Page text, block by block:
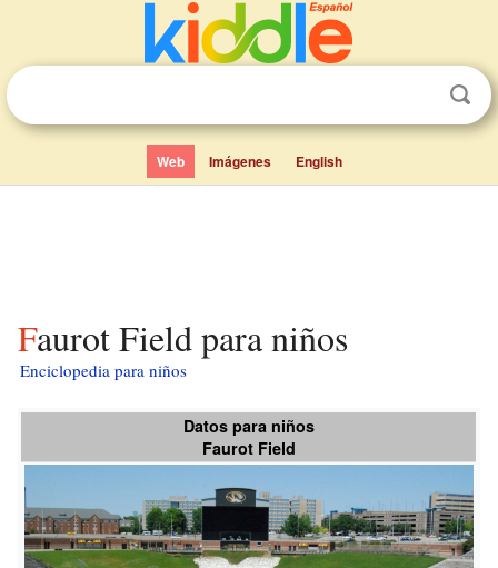
Web Imágenes English
Faurot Field para niños
Enciclopedia para niños
Datos para niños
Faurot Field